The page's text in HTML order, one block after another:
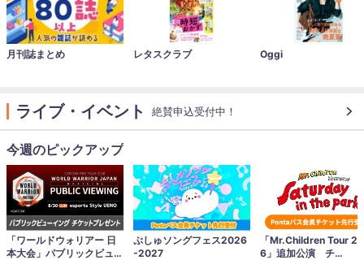
月刊誌まとめ レタスクラブ Oggi
ライブ・イベント 絶賛申込受付中！
今週のピックアップ
「ワールドウォリアー 日
本大会」パブリックビュー
ぷしゅソングフェス2026
-2027
「Mr.Children Tour
6」追加公演 チ…